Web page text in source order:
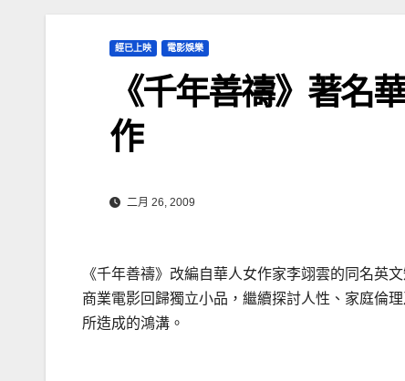
經已上映 電影娛樂
《千年善禱》著名
作
二月 26, 2009
《千年善禱》改編自華人女作家李翊雲的同名英
商業電影回歸獨立小品，繼續探討人性、家庭倫
所造成的鴻溝。